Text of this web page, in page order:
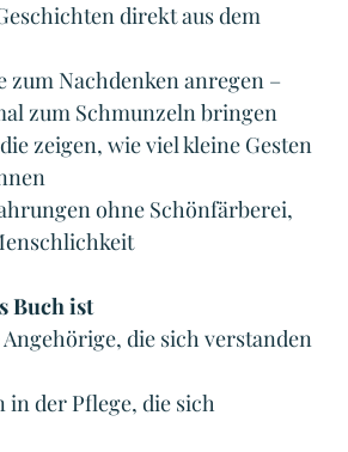
direkt aus dem
zum Nachdenken anregen –
zum Schmunzeln bringen
zeigen, wie viel kleine Gesten
ohne Schönfärberei,
Buch ist
die sich verstanden
in der Pflege, die sich